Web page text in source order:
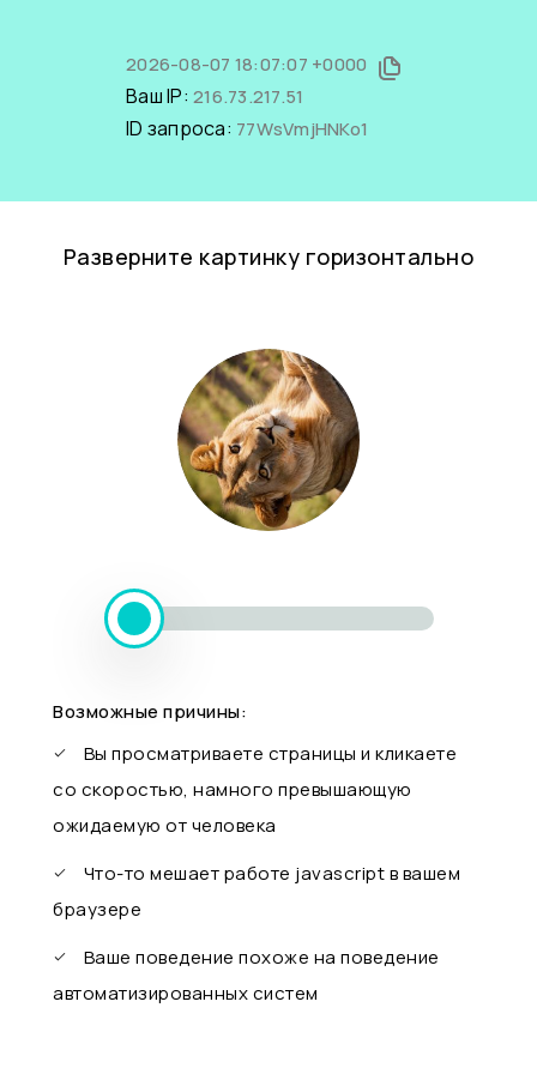
2026-08-07 18:07:07 +0000
Ваш IP: 216.73.217.51
ID запроса: 77WsVmjHNKo1
Разверните картинку горизонтально
Возможные причины:
Вы просматриваете страницы и кликаете
со скоростью, намного превышающую
ожидаемую от человека
Что-то мешает работе javascript в вашем
браузере
Ваше поведение похоже на поведение
автоматизированных систем